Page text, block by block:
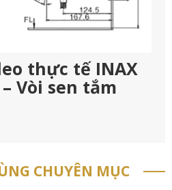
thực tế INAX
– Vòi sen tắm
CHUYÊN MỤC